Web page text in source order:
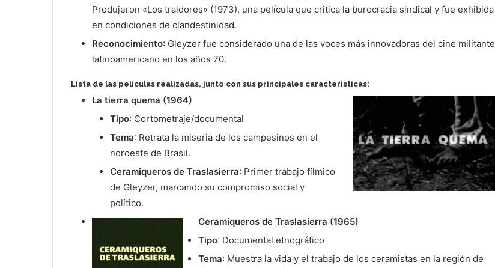
Produjeron «Los traidores» (1973), una película que critica la burocracia sindical y fue exhibida
en condiciones de clandestinidad.
Reconocimiento: Gleyzer fue considerado una de las voces más innovadoras del cine militante
latinoamericano en los años 70.
Lista de las películas realizadas, junto con sus principales características:
La tierra quema (1964)
Tipo: Cortometraje/documental
Tema: Retrata la miseria de los campesinos en el
noroeste de Brasil.
Ceramiqueros de Traslasierra: Primer trabajo fílmico
de Gleyzer, marcando su compromiso social y
político.
Ceramiqueros de Traslasierra (1965)
Tipo: Documental etnográfico
Tema: Muestra la vida y el trabajo de los ceramistas en la región de